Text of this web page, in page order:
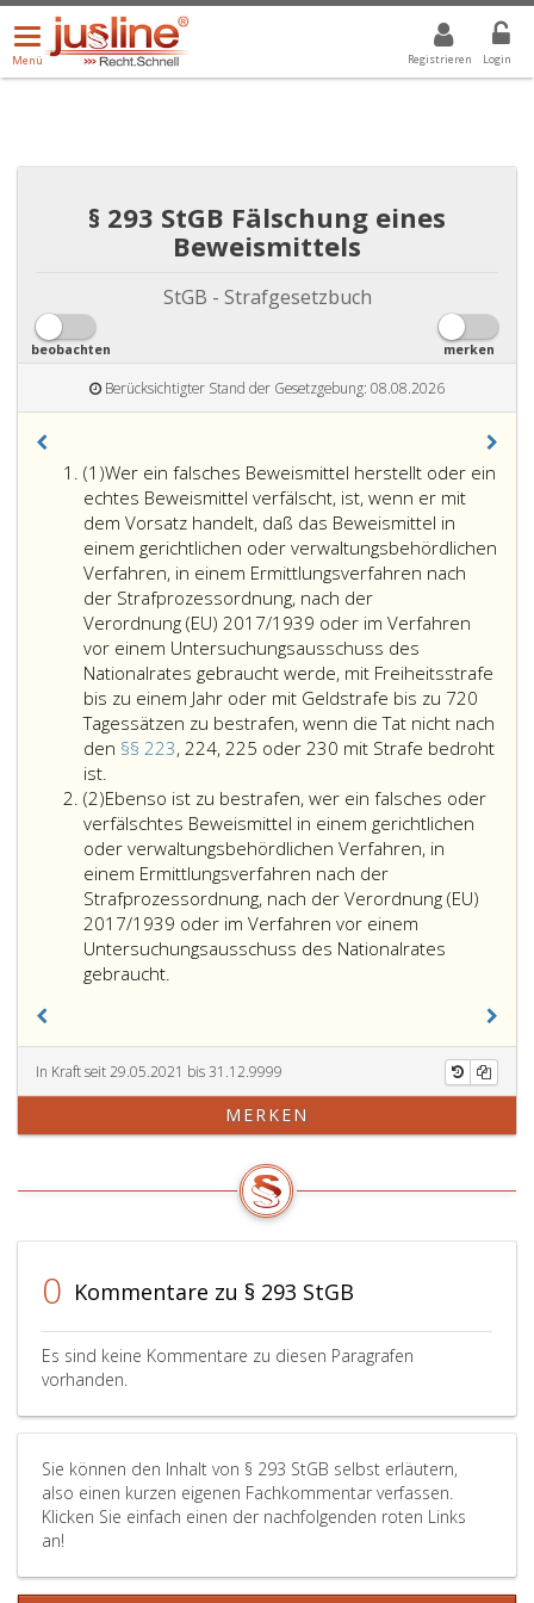
Registrieren Login
Menü
öffnen/schließen
Menü
ALLE DROPDOWN: GEWÄHLTER WERT IST ALLE
§ 293 StGB Fälschung eines
Beweismittels
StGB - Strafgesetzbuch
beobachten merken
Berücksichtigter Stand der Gesetzgebung: 08.08.2026
(1)Absatz
eins
Wer ein falsches Beweismittel herstellt oder ein
echtes Beweismittel verfälscht, ist, wenn er mit
dem Vorsatz handelt, daß das Beweismittel in
einem gerichtlichen oder verwaltungsbehördlichen
Verfahren, in einem Ermittlungsverfahren nach
der Strafprozessordnung, nach der
Verordnung (EU) 2017/1939 oder im Verfahren
vor einem Untersuchungsausschuss des
Nationalrates gebraucht werde, mit Freiheitsstrafe
bis zu einem Jahr oder mit Geldstrafe bis zu 720
Tagessätzen zu bestrafen, wenn die Tat nicht nach
den §§ 223, 224, 225 oder 230 mit Strafe bedroht
ist.
ein
falsches
Beweismittel
herstellt
oder
ein
echtes
Beweismittel
wenn
er
mit
daß
Beweismittel
einem
oder
verwaltungsbehördlichen
in
Ermittlungsverfahren
nach
der
nach
der
(2)Absatz
2
Ebenso ist zu bestrafen, wer ein falsches oder
verfälschtes Beweismittel in einem gerichtlichen
oder verwaltungsbehördlichen Verfahren, in
einem Ermittlungsverfahren nach der
Strafprozessordnung, nach der Verordnung (EU)
2017/1939 oder im Verfahren vor einem
Untersuchungsausschuss des Nationalrates
gebraucht.
In Kraft seit 29.05.2021 bis 31.12.9999
MERKEN
0 Kommentare zu § 293 StGB
Es sind keine Kommentare zu diesen Paragrafen
vorhanden.
Sie können den Inhalt von § 293 StGB selbst erläutern,
also einen kurzen eigenen Fachkommentar verfassen.
Klicken Sie einfach einen der nachfolgenden roten Links
an!